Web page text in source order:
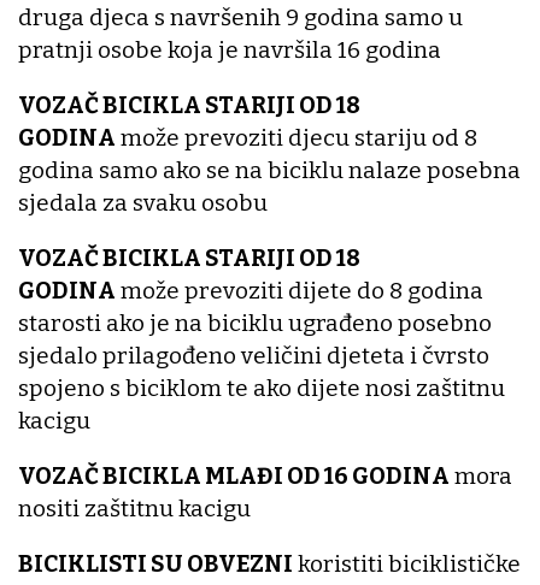
druga djeca s navršenih 9 godina samo u
pratnji osobe koja je navršila 16 godina
VOZAČ BICIKLA STARIJI OD 18
GODINA može prevoziti djecu stariju od 8
godina samo ako se na biciklu nalaze posebna
sjedala za svaku osobu
VOZAČ BICIKLA STARIJI OD 18
GODINA može prevoziti dijete do 8 godina
starosti ako je na biciklu ugrađeno posebno
sjedalo prilagođeno veličini djeteta i čvrsto
spojeno s biciklom te ako dijete nosi zaštitnu
kacigu
VOZAČ BICIKLA MLAĐI OD 16 GODINA mora
nositi zaštitnu kacigu
BICIKLISTI SU OBVEZNI koristiti biciklističke